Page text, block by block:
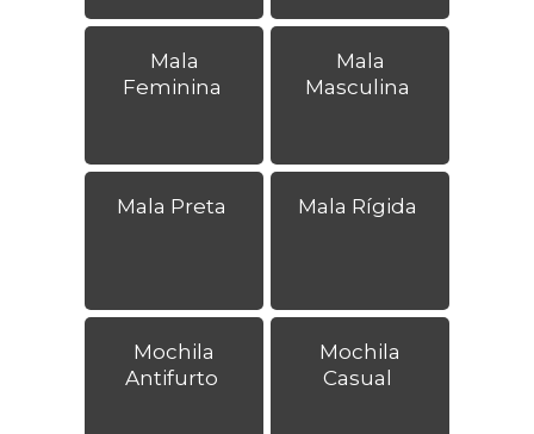
Mala
Feminina
Mala
Masculina
Mala Preta Mala Rígida
Mochila
Antifurto
Mochila
Casual